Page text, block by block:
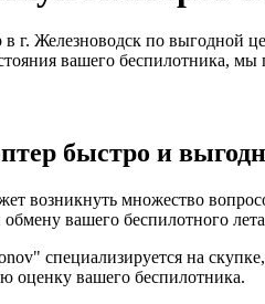
в г. Железноводск по выгодной
вашего беспилотника,
быстро и
возникнуть множество
вашего беспилотного
специализируется на
оценку вашего беспилотника.